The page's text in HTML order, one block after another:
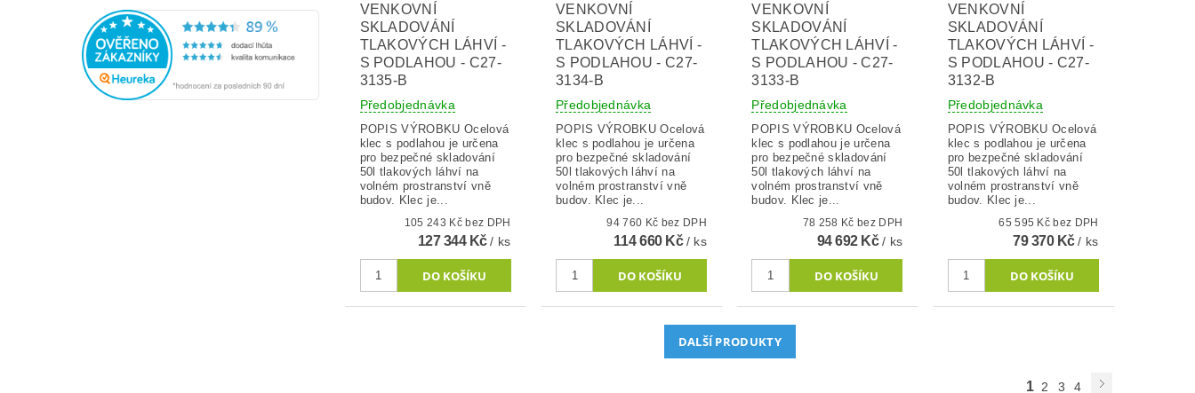
VENKOVNÍ
SKLADOVÁNÍ
TLAKOVÝCH LÁHVÍ -
S PODLAHOU - C27-
3135-B
Předobjednávka
POPIS VÝROBKU Ocelová
klec s podlahou je určena
pro bezpečné skladování
50l tlakových láhví na
volném prostranství vně
budov. Klec je...
105 243 Kč bez DPH
127 344 Kč/ ks
VENKOVNÍ
SKLADOVÁNÍ
TLAKOVÝCH LÁHVÍ -
S PODLAHOU - C27-
3134-B
Předobjednávka
POPIS VÝROBKU Ocelová
klec s podlahou je určena
pro bezpečné skladování
50l tlakových láhví na
volném prostranství vně
budov. Klec je...
94 760 Kč bez DPH
114 660 Kč/ ks
VENKOVNÍ
SKLADOVÁNÍ
TLAKOVÝCH LÁHVÍ -
S PODLAHOU - C27-
3133-B
Předobjednávka
POPIS VÝROBKU Ocelová
klec s podlahou je určena
pro bezpečné skladování
50l tlakových láhví na
volném prostranství vně
budov. Klec je...
78 258 Kč bez DPH
94 692 Kč/ ks
VENKOVNÍ
SKLADOVÁNÍ
TLAKOVÝCH LÁHVÍ -
S PODLAHOU - C27-
3132-B
Předobjednávka
POPIS VÝROBKU Ocelová
klec s podlahou je určena
pro bezpečné skladování
50l tlakových láhví na
volném prostranství vně
budov. Klec je...
65 595 Kč bez DPH
79 370 Kč/ ks
DALŠÍ PRODUKTY
1 2 3 4